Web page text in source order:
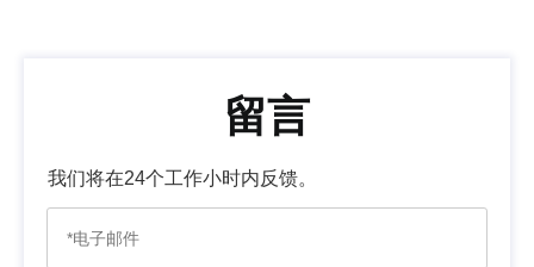
留言
我们将在24个工作小时内反馈。